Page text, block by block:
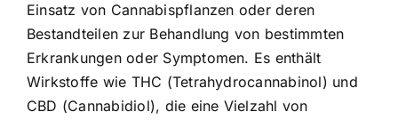
Einsatz von Cannabispflanzen oder deren
Bestandteilen zur Behandlung von bestimmten
Erkrankungen oder Symptomen. Es enthält
Wirkstoffe wie THC (Tetrahydrocannabinol) und
CBD (Cannabidiol), die eine Vielzahl von